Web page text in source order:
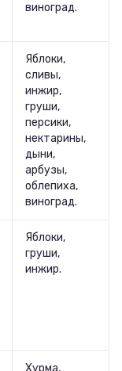
виноград.
Яблоки,
сливы,
инжир,
груши,
персики,
нектарины,
дыни,
арбузы,
облепиха,
виноград.
Яблоки,
груши,
инжир.